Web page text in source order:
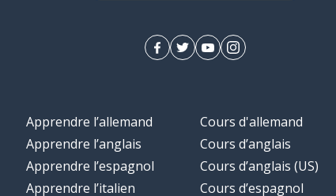
Apprendre l’allemand
Apprendre l’anglais
Apprendre l’espagnol
Apprendre l’italien
Cours d'allemand
Cours d’anglais
Cours d’anglais (US)
Cours d’espagnol